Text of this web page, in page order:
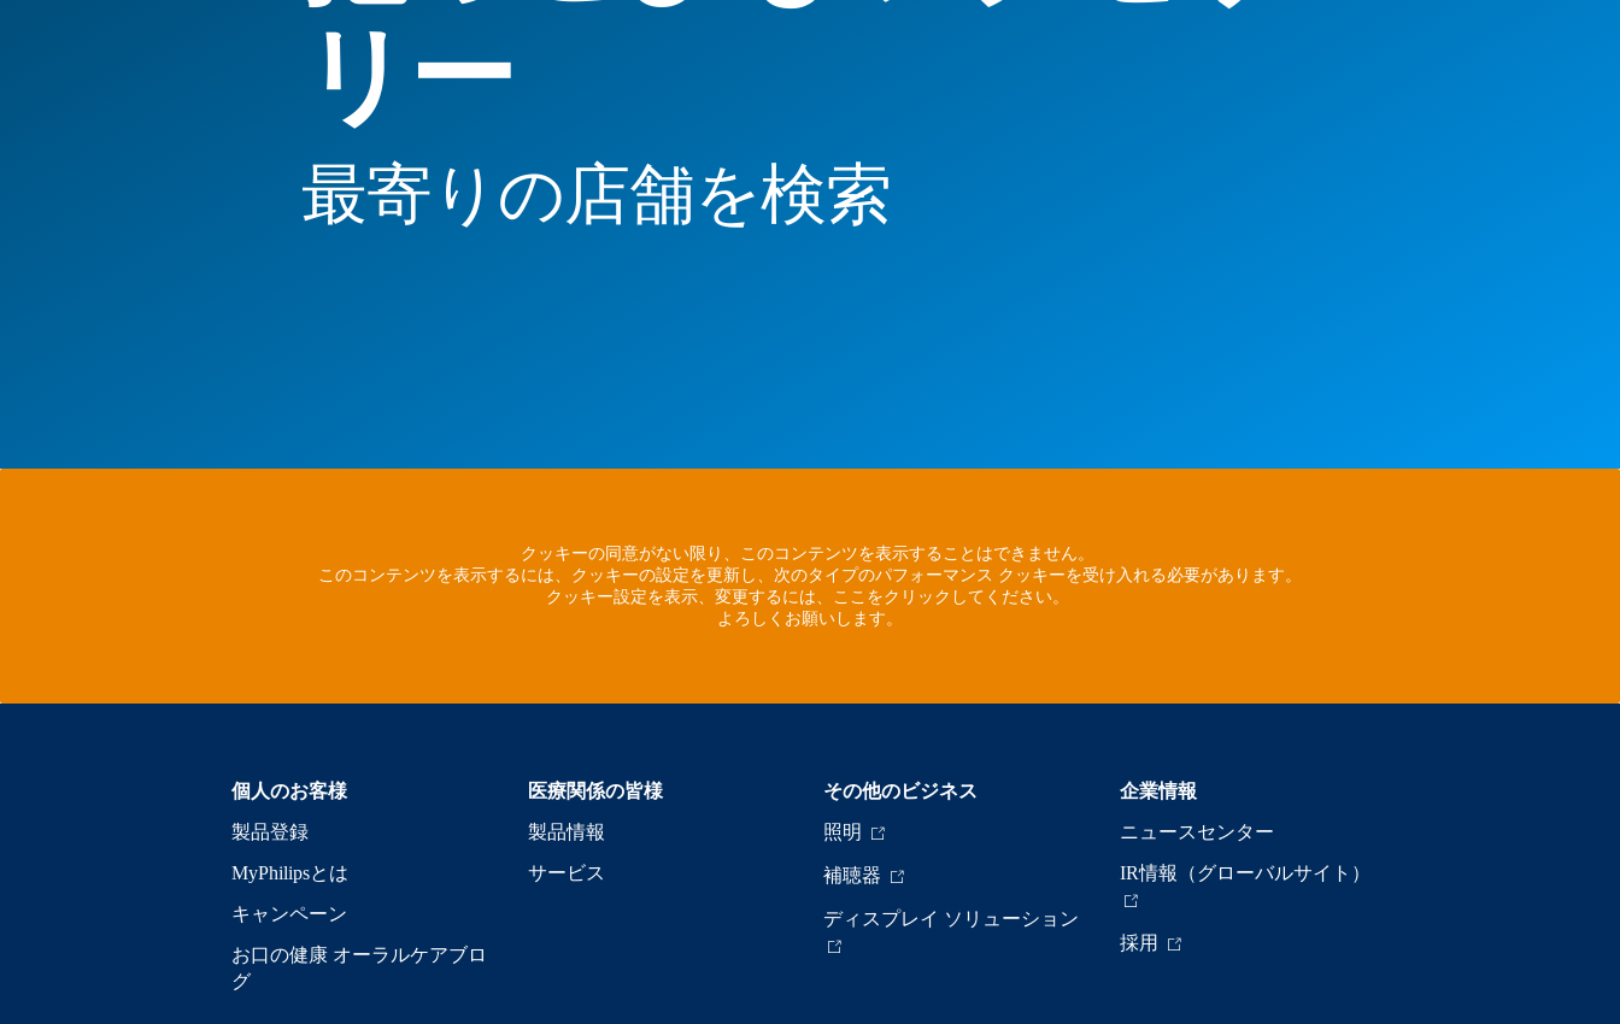
リー
最寄りの店舗を検索
クッキーの同意がない限り、このコンテンツを表示することはできません。
このコンテンツを表示するには、クッキーの設定を更新し、次のタイプのパフォーマンス クッキーを受け入れる必要があります。
クッキー設定を表示、変更するには、ここをクリックしてください。
よろしくお願いします。
個人のお客様
製品登録
MyPhilipsとは
キャンペーン
お口の健康 オーラルケアブロ
グ
医療関係の皆様
製品情報
サービス
その他のビジネス
照明
補聴器
ディスプレイ ソリューション
企業情報
ニュースセンター
IR情報（グローバルサイト）
採用